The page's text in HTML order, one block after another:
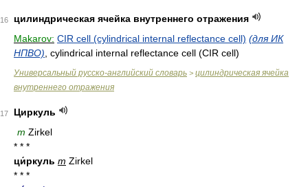
16
цилиндрическая ячейка внутреннего отражения
Makarov: CIR cell (cylindrical internal reflectance cell) (для ИК
НПВО) , cylindrical internal reflectance cell (CIR cell)
Универсальный русско-английский словарь > цилиндрическая ячейка
внутреннего отражения
17
Циркуль
m Zirkel
* * *
ци́ркуль m Zirkel
* * *